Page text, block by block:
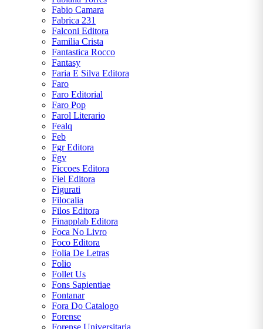
Fabio Camara
Fabrica 231
Falconi Editora
Familia Crista
Fantastica Rocco
Fantasy
Faria E Silva Editora
Faro
Faro Editorial
Faro Pop
Farol Literario
Fealq
Feb
Fgr Editora
Fgv
Ficcoes Editora
Fiel Editora
Figurati
Filocalia
Filos Editora
Finapplab Editora
Foca No Livro
Foco Editora
Folia De Letras
Folio
Follet Us
Fons Sapientiae
Fontanar
Fora Do Catalogo
Forense
Forense Universitaria